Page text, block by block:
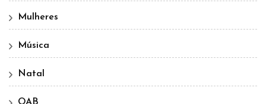
Mulheres
Música
Natal